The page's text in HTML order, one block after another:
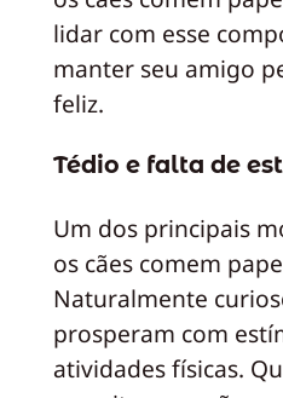
lidar com esse
manter seu amigo
feliz.
Tédio e falta de
Um dos principais
os cães comem
Naturalmente
prosperam com
atividades físicas.